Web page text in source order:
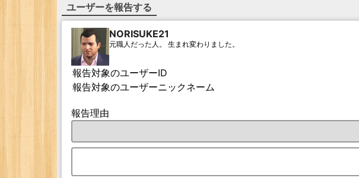
ユーザーを報告する
NORISUKE21
元職人だった人。 生まれ変わりました。
報告対象のユーザーID
報告対象のユーザーニックネーム
報告理由